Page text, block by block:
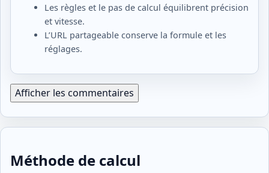
Les règles et le pas de calcul équilibrent précision
et vitesse.
L’URL partageable conserve la formule et les
réglages.
Afficher les commentaires
Méthode de calcul